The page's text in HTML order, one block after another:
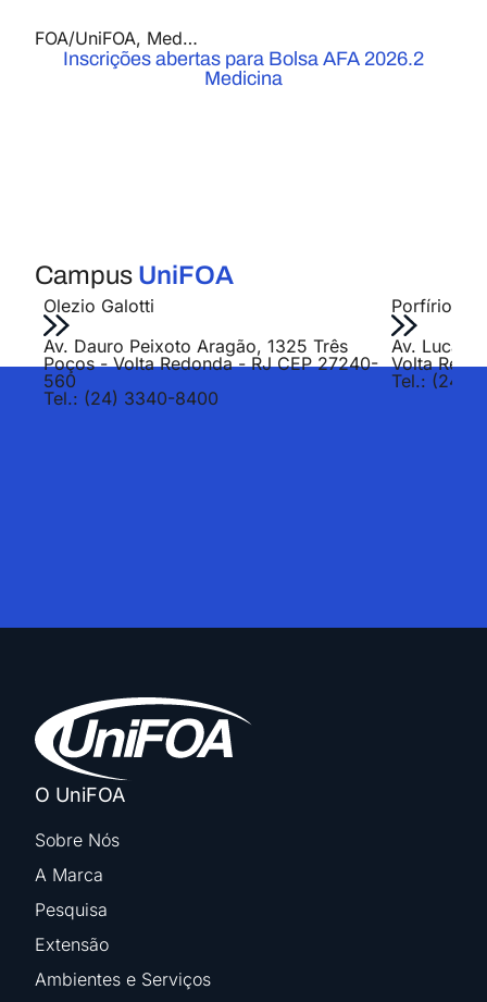
FOA/UniFOA, Medicina
Inscrições abertas para Bolsa AFA 2026.2
Medicina
Campus UniFOA
Olezio Galotti
Av. Dauro Peixoto Aragão, 1325 Três
Poços - Volta Redonda - RJ CEP 27240-
560
Tel.: (24) 3340-8400
Porfírio
Av. Lucas
Volta
Tel.: (24)
O UniFOA
Sobre Nós
A Marca
Pesquisa
Extensão
Ambientes e Serviços